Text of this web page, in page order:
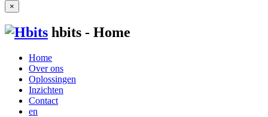
×
hbits - Home
Home
Over ons
Oplossingen
Inzichten
Contact
en